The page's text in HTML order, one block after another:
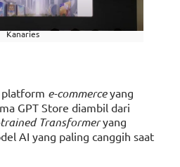
Kanaries
platform e-commerceyang
GPT Store diambil dari
Transformeryang
AI yang paling canggih saat